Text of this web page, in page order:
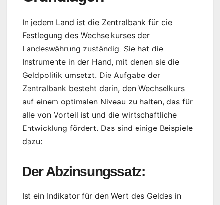
In jedem Land ist die Zentralbank für die
Festlegung des Wechselkurses der
Landeswährung zuständig. Sie hat die
Instrumente in der Hand, mit denen sie die
Geldpolitik umsetzt. Die Aufgabe der
Zentralbank besteht darin, den Wechselkurs
auf einem optimalen Niveau zu halten, das für
alle von Vorteil ist und die wirtschaftliche
Entwicklung fördert. Das sind einige Beispiele
dazu:
Der Abzinsungssatz:
Ist ein Indikator für den Wert des Geldes in